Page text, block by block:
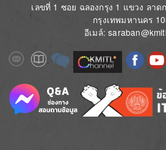
เลขที่ 1 ซอย ฉลองกรุง 1 แขวง ลาด
กรุงเทพมหานคร
อีเมล์:
ImageImageImage Image Image
Image Image